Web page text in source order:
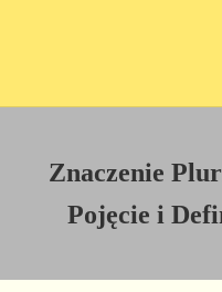
Znaczenie
Pojęcie i